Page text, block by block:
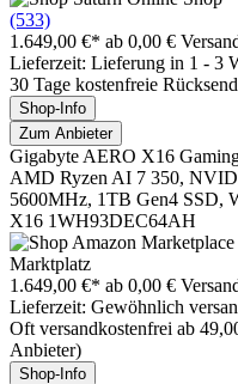
(533)
1.649,00 €* ab 0,00 €
Lieferzeit: Lieferung in 1 - 3
30 Tage kostenfreie
Shop-Info
Zum Anbieter
Gigabyte AERO X16
AMD Ryzen AI 7 350,
5600MHz, 1TB Gen4 SSD,
X16 1WH93DEC64AH
Marktplatz
1.649,00 €* ab 0,00 €
Lieferzeit: Gewöhnlich
Oft versandkostenfrei ab
Anbieter)
Shop-Info